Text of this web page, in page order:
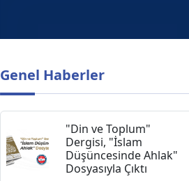
Genel Haberler
"Din ve Toplum"
Dergisi, "İslam
Düşüncesinde Ahlak"
Dosyasıyla Çıktı